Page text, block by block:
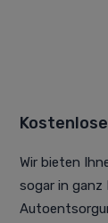
Wir bieten
sogar in